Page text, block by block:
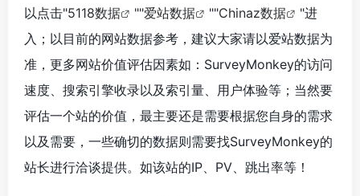
以点击"5118数据 ""爱站数据 ""Chinaz数据
"进
入；以目前的网站数据参考，建议大家请以爱站数据为
准，更多网站价值评估因素如：SurveyMonkey的访问
速度、搜索引擎收录以及索引量、用户体验等；当然要
评估一个站的价值，最主要还是需要根据您自身的需求
以及需要，一些确切的数据则需要找SurveyMonkey的
站长进行洽谈提供。如该站的IP、PV、跳出率等！